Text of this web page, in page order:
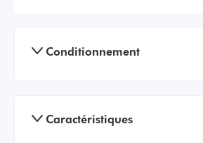
Conditionnement
Caractéristiques